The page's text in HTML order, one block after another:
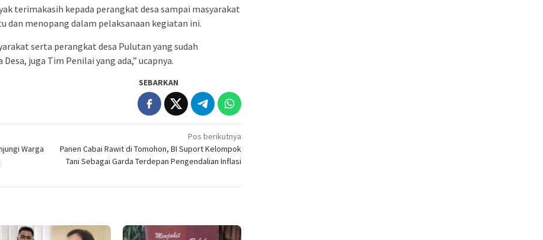
terimakasih kepada perangkat desa sampai masyarakat
dan menopang dalam pelaksanaan kegiatan ini.
serta perangkat desa Pulutan yang sudah
juga Tim Penilai yang ada,” ucapnya.
SEBARKAN
Warga
Pos berikutnya
Panen Cabai Rawit di Tomohon, BI Suport Kelompok
Tani Sebagai Garda Terdepan Pengendalian Inflasi